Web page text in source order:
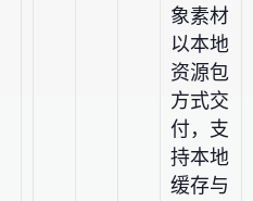
象素材
以本地
资源包
方式交
付，支
持本地
缓存与